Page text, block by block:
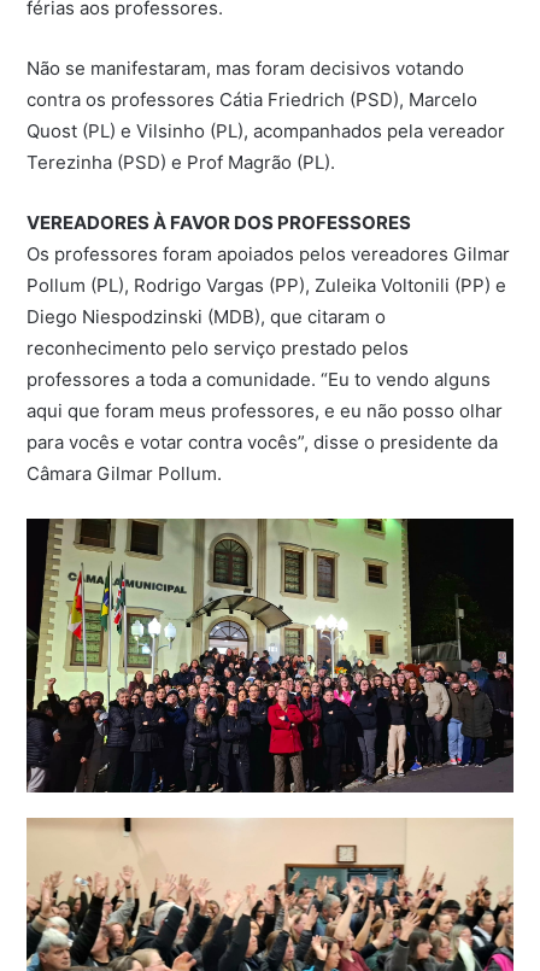
férias aos professores.
Não se manifestaram, mas foram decisivos votando
contra os professores Cátia Friedrich (PSD), Marcelo
Quost (PL) e Vilsinho (PL), acompanhados pela vereador
Terezinha (PSD) e Prof Magrão (PL).
VEREADORES À FAVOR DOS PROFESSORES
Os professores foram apoiados pelos vereadores Gilmar
Pollum (PL), Rodrigo Vargas (PP), Zuleika Voltonili (PP) e
Diego Niespodzinski (MDB), que citaram o
reconhecimento pelo serviço prestado pelos
professores a toda a comunidade. “Eu to vendo alguns
aqui que foram meus professores, e eu não posso olhar
para vocês e votar contra vocês”, disse o presidente da
Câmara Gilmar Pollum.